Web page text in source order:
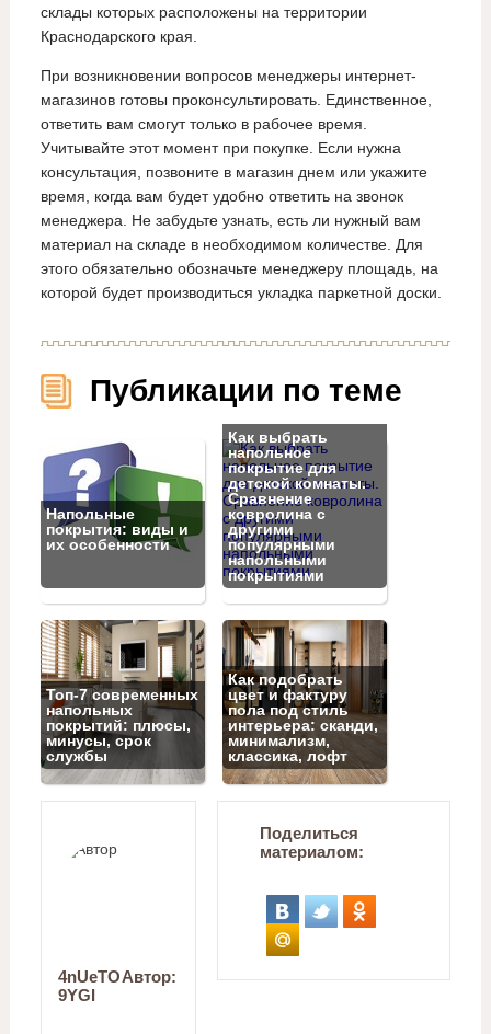
склады которых расположены на территории
Краснодарского края.
При возникновении вопросов менеджеры интернет-
магазинов готовы проконсультировать. Единственное,
ответить вам смогут только в рабочее время.
Учитывайте этот момент при покупке. Если нужна
консультация, позвоните в магазин днем или укажите
время, когда вам будет удобно ответить на звонок
менеджера. Не забудьте узнать, есть ли нужный вам
материал на складе в необходимом количестве. Для
этого обязательно обозначьте менеджеру площадь, на
которой будет производиться укладка паркетной доски.
Публикации по теме
Напольные
покрытия: виды и
их особенности
Как выбрать
напольное
покрытие для
детской комнаты.
Сравнение
ковролина с
другими
популярными
напольными
покрытиями
Топ‑7 современных
напольных
покрытий: плюсы,
минусы, срок
службы
Как подобрать
цвет и фактуру
пола под стиль
интерьера: сканди,
минимализм,
классика, лофт
Автор:
4nUeTO
9YGI
Поделиться
материалом: